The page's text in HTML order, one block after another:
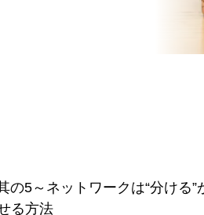
5～ネットワークは“分ける”
る方法